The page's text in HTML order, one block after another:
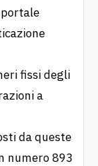
fissi degli
a
da queste
numero 893